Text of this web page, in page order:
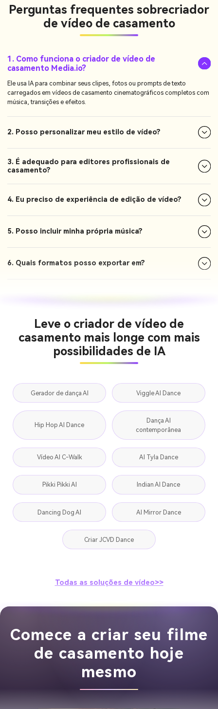
Perguntas frequentes sobrecriador
de vídeo de casamento
1. Como funciona o criador de vídeo de
casamento Media.io?
Ele usa IA para combinar seus clipes, fotos ou prompts de texto
carregados em vídeos de casamento cinematográficos completos com
música, transições e efeitos.
2. Posso personalizar meu estilo de vídeo?
3. É adequado para editores profissionais de
casamento?
4. Eu preciso de experiência de edição de vídeo?
5. Posso incluir minha própria música?
6. Quais formatos posso exportar em?
Leve o criador de vídeo de
casamento mais longe com mais
possibilidades de IA
Gerador de dança AI Viggle AI Dance
Hip Hop AI Dance
Dança AI
contemporânea
Vídeo AI C-Walk AI Tyla Dance
Pikki Pikki AI Indian AI Dance
Dancing Dog AI AI Mirror Dance
Criar JCVD Dance
Todas as soluções de vídeo>>
Comece a criar seu filme
de casamento hoje
mesmo